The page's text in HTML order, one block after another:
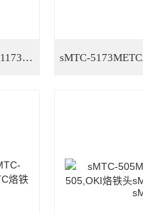
sTTC-1173pMETCAL烙铁头sTTC-1173p,OKI烙铁头sTTC-1173p，STTC烙铁头sTTC-1